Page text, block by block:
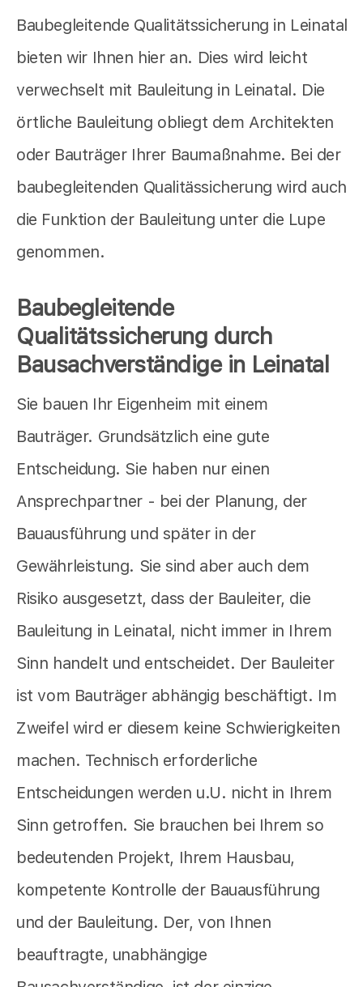
Baubegleitende Qualitätssicherung in Leinatal
bieten wir Ihnen hier an. Dies wird leicht
verwechselt mit Bauleitung in Leinatal. Die
örtliche Bauleitung obliegt dem Architekten
oder Bauträger Ihrer Baumaßnahme. Bei der
baubegleitenden Qualitässicherung wird auch
die Funktion der Bauleitung unter die Lupe
genommen.
Baubegleitende
Qualitätssicherung durch
Bausachverständige in Leinatal
Sie bauen Ihr Eigenheim mit einem
Bauträger. Grundsätzlich eine gute
Entscheidung. Sie haben nur einen
Ansprechpartner - bei der Planung, der
Bauausführung und später in der
Gewährleistung. Sie sind aber auch dem
Risiko ausgesetzt, dass der Bauleiter, die
Bauleitung in Leinatal, nicht immer in Ihrem
Sinn handelt und entscheidet. Der Bauleiter
ist vom Bauträger abhängig beschäftigt. Im
Zweifel wird er diesem keine Schwierigkeiten
machen. Technisch erforderliche
Entscheidungen werden u.U. nicht in Ihrem
Sinn getroffen. Sie brauchen bei Ihrem so
bedeutenden Projekt, Ihrem Hausbau,
kompetente Kontrolle der Bauausführung
und der Bauleitung. Der, von Ihnen
beauftragte, unabhängige